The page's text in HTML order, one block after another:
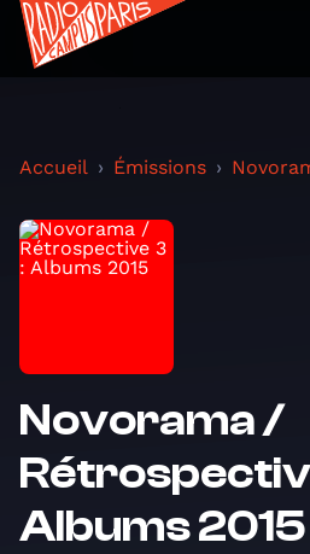
Accueil Émissions
Novorama /
Albums 2015